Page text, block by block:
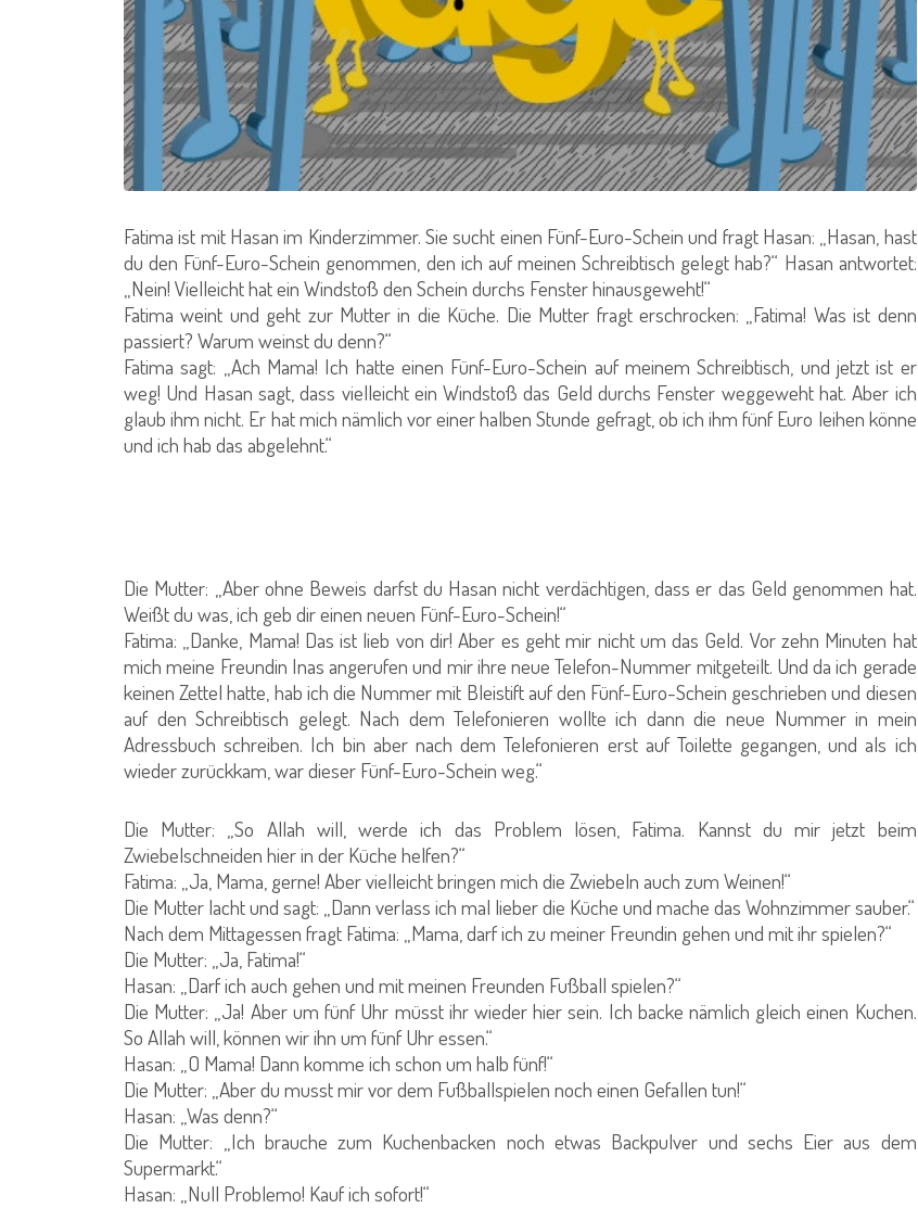
Fatima ist mit Hasan im Kinderzimmer. Sie sucht einen Fünf-Euro-Schein und fragt Hasan: „Hasan, hast
du den Fünf-Euro-Schein genommen, den ich auf meinen Schreibtisch gelegt hab?“ Hasan antwortet:
„Nein! Vielleicht hat ein Windstoß den Schein durchs Fenster hinausgeweht!“
Fatima weint und geht zur Mutter in die Küche. Die Mutter fragt erschrocken: „Fatima! Was ist denn
passiert? Warum weinst du denn?“
Fatima sagt: „Ach Mama! Ich hatte einen Fünf-Euro-Schein auf meinem Schreibtisch, und jetzt ist er
weg! Und Hasan sagt, dass vielleicht ein Windstoß das Geld durchs Fenster weggeweht hat. Aber ich
glaub ihm nicht. Er hat mich nämlich vor einer halben Stunde gefragt, ob ich ihm fünf Euro leihen könne
und ich hab das abgelehnt.“
Die Mutter: „Aber ohne Beweis darfst du Hasan nicht verdächtigen, dass er das Geld genommen hat.
Weißt du was, ich geb dir einen neuen Fünf-Euro-Schein!“
Fatima: „Danke, Mama! Das ist lieb von dir! Aber es geht mir nicht um das Geld. Vor zehn Minuten hat
mich meine Freundin Inas angerufen und mir ihre neue Telefon-Nummer mitgeteilt. Und da ich gerade
keinen Zettel hatte, hab ich die Nummer mit Bleistift auf den Fünf-Euro-Schein geschrieben und diesen
auf den Schreibtisch gelegt. Nach dem Telefonieren wollte ich dann die neue Nummer in mein
Adressbuch schreiben. Ich bin aber nach dem Telefonieren erst auf Toilette gegangen, und als ich
wieder zurückkam, war dieser Fünf-Euro-Schein weg.“
Die Mutter: „So Allah will, werde ich das Problem lösen, Fatima. Kannst du mir jetzt beim
Zwiebelschneiden hier in der Küche helfen?“
Fatima: „Ja, Mama, gerne! Aber vielleicht bringen mich die Zwiebeln auch zum Weinen!“
Die Mutter lacht und sagt: „Dann verlass ich mal lieber die Küche und mache das Wohnzimmer sauber.“
Nach dem Mittagessen fragt Fatima: „Mama, darf ich zu meiner Freundin gehen und mit ihr spielen?“
Die Mutter: „Ja, Fatima!“
Hasan: „Darf ich auch gehen und mit meinen Freunden Fußball spielen?“
Die Mutter: „Ja! Aber um fünf Uhr müsst ihr wieder hier sein. Ich backe nämlich gleich einen Kuchen.
So Allah will, können wir ihn um fünf Uhr essen.“
Hasan: „O Mama! Dann komme ich schon um halb fünf!“
Die Mutter: „Aber du musst mir vor dem Fußballspielen noch einen Gefallen tun!“
Hasan: „Was denn?“
Die Mutter: „Ich brauche zum Kuchenbacken noch etwas Backpulver und sechs Eier aus dem
Supermarkt.“
Hasan: „Null Problemo! Kauf ich sofort!“